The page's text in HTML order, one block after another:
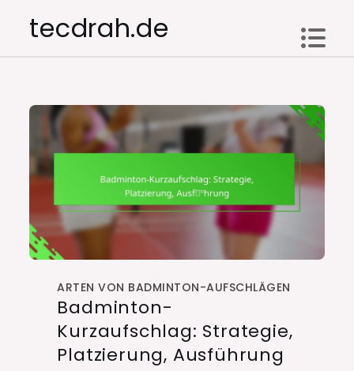
tecdrah.de
ARTEN VON BADMINTON-AUFSCHLÄGEN
Badminton-
Kurzaufschlag: Strategie,
Platzierung, Ausführung